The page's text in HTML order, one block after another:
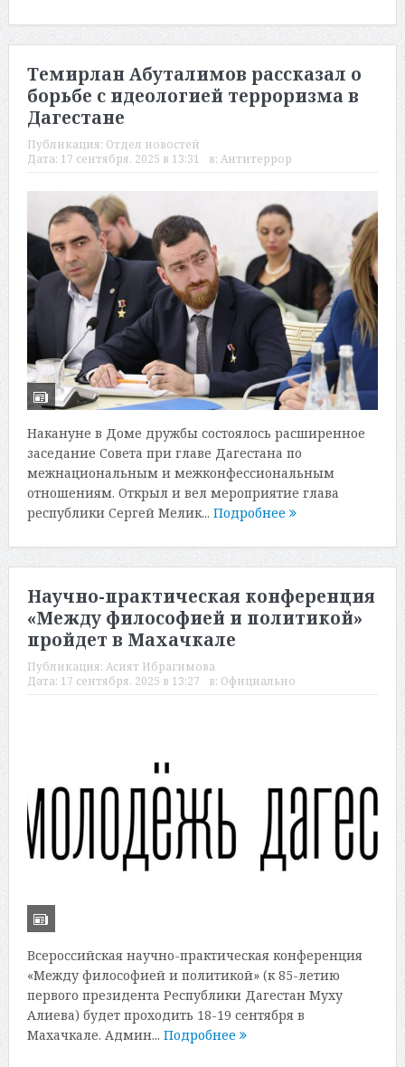
Темирлан Абуталимов рассказал о
борьбе с идеологией терроризма в
Дагестане
Публикация: Отдел новостей
Дата: 17 сентября, 2025 в 13:31 в: Антитеррор
Накануне в Доме дружбы состоялось расширенное
заседание Совета при главе Дагестана по
межнациональным и межконфессиональным
отношениям. Открыл и вел мероприятие глава
республики Сергей Мелик... Подробнее
Научно-практическая конференция
«Между философией и политикой»
пройдет в Махачкале
Публикация: Асият Ибрагимова
Дата: 17 сентября, 2025 в 13:27 в: Официально
Всероссийская научно-практическая конференция
«Между философией и политикой» (к 85-летию
первого президента Республики Дагестан Муху
Алиева) будет проходить 18-19 сентября в
Махачкале. Админ... Подробнее